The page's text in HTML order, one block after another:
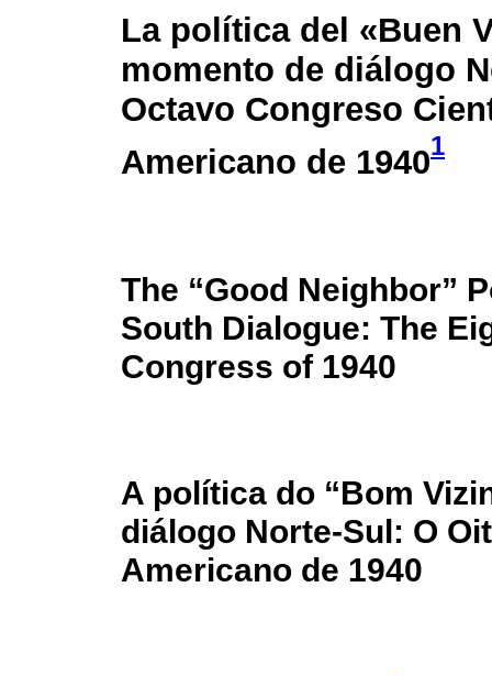
La política del «Buen
momento de diálogo
Octavo Congreso
Americano de 19401
The “Good Neighbor”
South Dialogue: The
Congress of 1940
A política do “Bom
diálogo Norte-Sul: O
Americano de 1940